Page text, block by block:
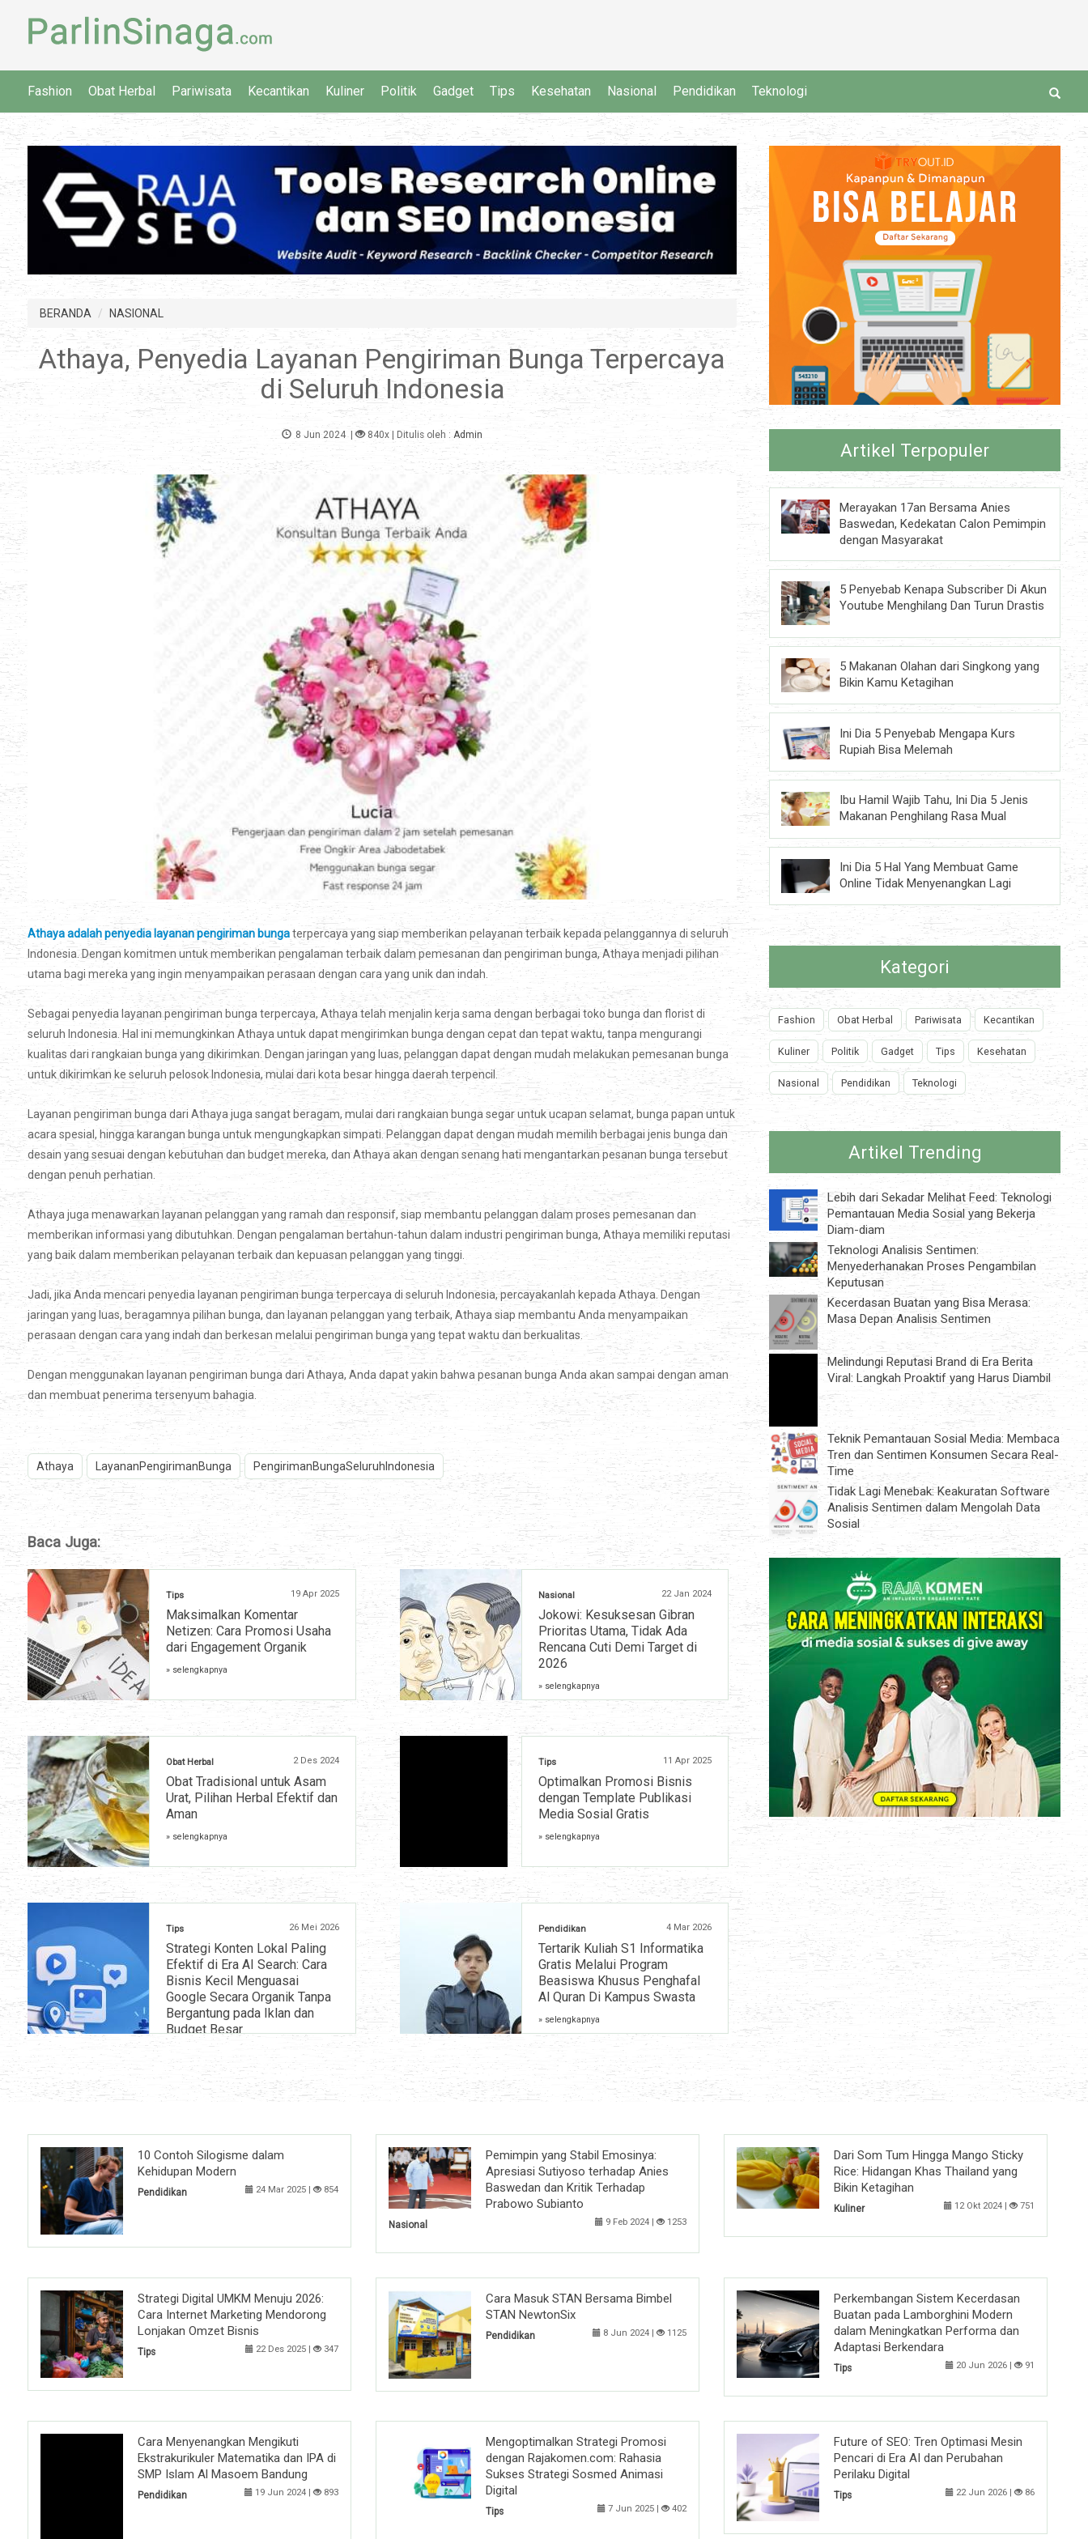
Fashion Obat Herbal Pariwisata Kecantikan Kuliner Politik Gadget Tips Kesehatan Nasional Pendidikan Teknologi
BERANDA NASIONAL
Athaya, Penyedia Layanan Pengiriman Bunga Terpercaya
di Seluruh Indonesia
8 Jun 2024 | 840x | Ditulis oleh : Admin
Athaya adalah penyedia layanan pengiriman bungaterpercaya yang siap memberikan pelayanan terbaik kepada pelanggannya di seluruh
Indonesia. Dengan komitmen untuk memberikan pengalaman terbaik dalam pemesanan dan pengiriman bunga, Athaya menjadi pilihan
utama bagi mereka yang ingin menyampaikan perasaan dengan cara yang unik dan indah.
Sebagai penyedia layanan pengiriman bunga terpercaya, Athaya telah menjalin kerja sama dengan berbagai toko bunga dan florist di
seluruh Indonesia. Hal ini memungkinkan Athaya untuk dapat mengirimkan bunga dengan cepat dan tepat waktu, tanpa mengurangi
kualitas dari rangkaian bunga yang dikirimkan. Dengan jaringan yang luas, pelanggan dapat dengan mudah melakukan pemesanan bunga
untuk dikirimkan ke seluruh pelosok Indonesia, mulai dari kota besar hingga daerah terpencil.
Layanan pengiriman bunga dari Athaya juga sangat beragam, mulai dari rangkaian bunga segar untuk ucapan selamat, bunga papan untuk
acara spesial, hingga karangan bunga untuk mengungkapkan simpati. Pelanggan dapat dengan mudah memilih berbagai jenis bunga dan
desain yang sesuai dengan kebutuhan dan budget mereka, dan Athaya akan dengan senang hati mengantarkan pesanan bunga tersebut
dengan penuh perhatian.
Athaya juga menawarkan layanan pelanggan yang ramah dan responsif, siap membantu pelanggan dalam proses pemesanan dan
memberikan informasi yang dibutuhkan. Dengan pengalaman bertahun-tahun dalam industri pengiriman bunga, Athaya memiliki reputasi
yang baik dalam memberikan pelayanan terbaik dan kepuasan pelanggan yang tinggi.
Jadi, jika Anda mencari penyedia layanan pengiriman bunga terpercaya di seluruh Indonesia, percayakanlah kepada Athaya. Dengan
jaringan yang luas, beragamnya pilihan bunga, dan layanan pelanggan yang terbaik, Athaya siap membantu Anda menyampaikan
perasaan dengan cara yang indah dan berkesan melalui pengiriman bunga yang tepat waktu dan berkualitas.
Dengan menggunakan layanan pengiriman bunga dari Athaya, Anda dapat yakin bahwa pesanan bunga Anda akan sampai dengan aman
dan membuat penerima tersenyum bahagia.
Athaya LayananPengirimanBunga PengirimanBungaSeluruhIndonesia
Baca Juga:
Tips 19 Apr 2025
Maksimalkan Komentar
Netizen: Cara Promosi Usaha
dari Engagement Organik
» selengkapnya
Nasional 22 Jan 2024
Jokowi: Kesuksesan Gibran
Prioritas Utama, Tidak Ada
Rencana Cuti Demi Target di
2026
» selengkapnya
Obat Herbal 2 Des 2024
Obat Tradisional untuk Asam
Urat, Pilihan Herbal Efektif dan
Aman
» selengkapnya
Tips 11 Apr 2025
Optimalkan Promosi Bisnis
dengan Template Publikasi
Media Sosial Gratis
» selengkapnya
Tips 26 Mei 2026
Strategi Konten Lokal Paling
Efektif di Era AI Search: Cara
Bisnis Kecil Menguasai
Google Secara Organik Tanpa
Bergantung pada Iklan dan
Budget Besar
Pendidikan 4 Mar 2026
Tertarik Kuliah S1 Informatika
Gratis Melalui Program
Beasiswa Khusus Penghafal
Al Quran Di Kampus Swasta
» selengkapnya
Artikel Terpopuler
Merayakan 17an Bersama Anies
Baswedan, Kedekatan Calon Pemimpin
dengan Masyarakat
5 Penyebab Kenapa Subscriber Di Akun
Youtube Menghilang Dan Turun Drastis
5 Makanan Olahan dari Singkong yang
Bikin Kamu Ketagihan
Ini Dia 5 Penyebab Mengapa Kurs
Rupiah Bisa Melemah
Ibu Hamil Wajib Tahu, Ini Dia 5 Jenis
Makanan Penghilang Rasa Mual
Ini Dia 5 Hal Yang Membuat Game
Online Tidak Menyenangkan Lagi
Kategori
Fashion Obat Herbal Pariwisata Kecantikan
Kuliner Politik Gadget Tips Kesehatan
Nasional Pendidikan Teknologi
Artikel Trending
Lebih dari Sekadar Melihat Feed: Teknologi
Pemantauan Media Sosial yang Bekerja
Diam-diam
Teknologi Analisis Sentimen:
Menyederhanakan Proses Pengambilan
Keputusan
Kecerdasan Buatan yang Bisa Merasa:
Masa Depan Analisis Sentimen
Melindungi Reputasi Brand di Era Berita
Viral: Langkah Proaktif yang Harus Diambil
Teknik Pemantauan Sosial Media: Membaca
Tren dan Sentimen Konsumen Secara Real-
Time
Tidak Lagi Menebak: Keakuratan Software
Analisis Sentimen dalam Mengolah Data
Sosial
10 Contoh Silogisme dalam
Kehidupan Modern
Pendidikan 24 Mar 2025 | 854
Pemimpin yang Stabil Emosinya:
Apresiasi Sutiyoso terhadap Anies
Baswedan dan Kritik Terhadap
Prabowo Subianto
Nasional 9 Feb 2024 | 1253
Dari Som Tum Hingga Mango Sticky
Rice: Hidangan Khas Thailand yang
Bikin Ketagihan
Kuliner 12 Okt 2024 | 751
Strategi Digital UMKM Menuju 2026:
Cara Internet Marketing Mendorong
Lonjakan Omzet Bisnis
Tips 22 Des 2025 | 347
Cara Masuk STAN Bersama Bimbel
STAN NewtonSix
Pendidikan 8 Jun 2024 | 1125
Perkembangan Sistem Kecerdasan
Buatan pada Lamborghini Modern
dalam Meningkatkan Performa dan
Adaptasi Berkendara
Tips 20 Jun 2026 | 91
Cara Menyenangkan Mengikuti
Ekstrakurikuler Matematika dan IPA di
SMP Islam Al Masoem Bandung
Pendidikan 19 Jun 2024 | 893
Mengoptimalkan Strategi Promosi
dengan Rajakomen.com: Rahasia
Sukses Strategi Sosmed Animasi
Digital
Tips 7 Jun 2025 | 402
Future of SEO: Tren Optimasi Mesin
Pencari di Era AI dan Perubahan
Perilaku Digital
Tips 22 Jun 2026 | 86